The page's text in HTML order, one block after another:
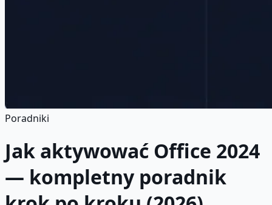
Poradniki
Jak aktywować Office 2024
— kompletny poradnik